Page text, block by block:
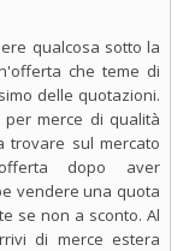
qualcosa sotto la
che teme di
delle quotazioni.
merce di qualità
trovare sul mercato
dopo aver
vendere una quota
se non a sconto. Al
di merce estera